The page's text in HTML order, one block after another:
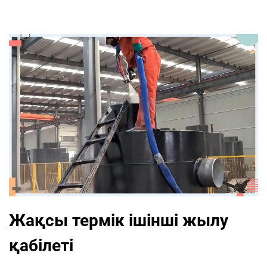
Жақсы термік ішінші жылу
қабілеті